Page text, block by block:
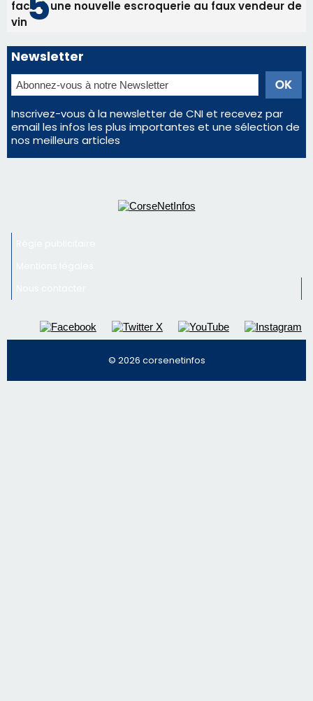
Satine Nomary est la nouvelle Miss Corse 2026
Éclipse du 12 août : la Corse aux premières loges
d'un spectacle qui ne reviendra pas avant 2081
Bastia – Le festival Porto Latino évacué en urgence
avant le concert de Mosimann
En Corse, un début de saison marqué par une
consommation en recul dans les restaurants
nos meilleurs articles